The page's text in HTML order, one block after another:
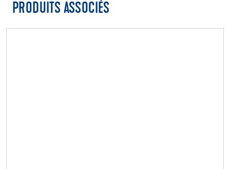
PRODUITS ASSOCIÉS